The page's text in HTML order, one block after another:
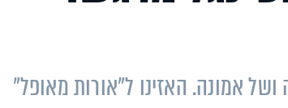
אמונה. האזינו ל"אורות מאופל"